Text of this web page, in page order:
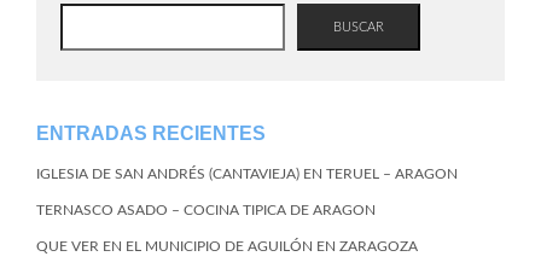
BUSCAR
ENTRADAS RECIENTES
IGLESIA DE SAN ANDRÉS (CANTAVIEJA) EN TERUEL – ARAGON
TERNASCO ASADO – COCINA TIPICA DE ARAGON
QUE VER EN EL MUNICIPIO DE AGUILÓN EN ZARAGOZA